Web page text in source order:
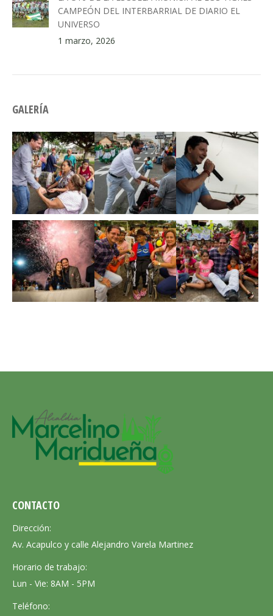
CAMPEÓN DEL INTERBARRIAL DE DIARIO EL
UNIVERSO
1 marzo, 2026
GALERÍA
CONTACTO
Dirección:
Av. Acapulco y calle Alejandro Varela Martinez
Horario de trabajo:
Lun - Vie: 8AM - 5PM
Teléfono: